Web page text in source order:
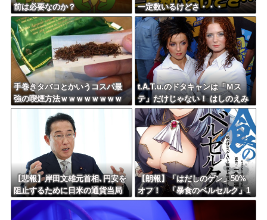
前は必要なのか？
一定数いるけどさ・・・
手巻きタバコとかいうコスパ最
強の喫煙方法ｗｗｗｗｗｗｗｗ
ｗｗｗｗｗ
t.A.T.u.のドタキャンは「Ｍス
テ」だけじゃない！ はしのえみ
「来なかったんですよ…」
【悲報】岸田文雄元首相､円安を
阻止するために日米の通貨当局
が実施した為替介入は｢一時しの
ぎに過ぎない｣との認識を示す
【朗報】「はだしのゲン」50%
オフ！ 「暴食のベルセルク」1
4巻無料ｗｗｗｗｗｗ